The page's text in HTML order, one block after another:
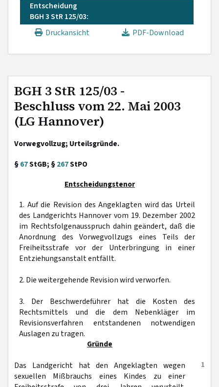
Entscheidung
BGH 3 StR 125/03:
Druckansicht
PDF-Download
BGH 3 StR 125/03 -
Beschluss vom 22. Mai 2003
(LG Hannover)
Vorwegvollzug; Urteilsgründe.
§67StGB; §267StPO
Entscheidungstenor
1. Auf die Revision des Angeklagten wird das Urteil
des Landgerichts Hannover vom 19. Dezember 2002
im Rechtsfolgenausspruch dahin geändert, daß die
Anordnung des Vorwegvollzugs eines Teils der
Freiheitsstrafe vor der Unterbringung in einer
Entziehungsanstalt entfällt.
2. Die weitergehende Revision wird verworfen.
3. Der Beschwerdeführer hat die Kosten des
Rechtsmittels und die dem Nebenkläger im
Revisionsverfahren entstandenen notwendigen
Auslagen zu tragen.
Gründe
1
Das Landgericht hat den Angeklagten wegen
sexuellen Mißbrauchs eines Kindes zu einer